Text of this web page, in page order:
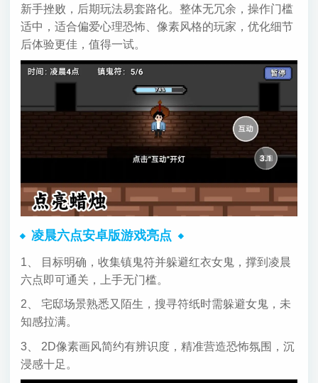
新手挫败，后期玩法易套路化。整体无冗余，操作门槛
适中，适合偏爱心理恐怖、像素风格的玩家，优化细节
后体验更佳，值得一试。
凌晨六点安卓版游戏亮点
1、 目标明确，收集镇鬼符并躲避红衣女鬼，撑到凌晨
六点即可通关，上手无门槛。
2、 宅邸场景熟悉又陌生，搜寻符纸时需躲避女鬼，未
知感拉满。
3、 2D像素画风简约有辨识度，精准营造恐怖氛围，沉
浸感十足。